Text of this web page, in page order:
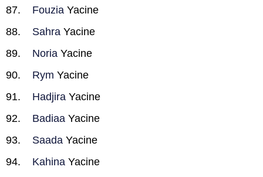
Fouzia Yacine
Sahra Yacine
Noria Yacine
Rym Yacine
Hadjira Yacine
Badiaa Yacine
Saada Yacine
Kahina Yacine